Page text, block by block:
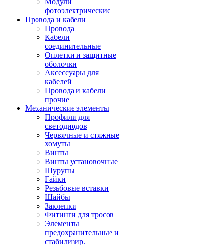
Модули
фотоэлектрические
Провода и кабели
Провода
Кабели
соединительные
Оплетки и защитные
оболочки
Аксессуары для
кабелей
Провода и кабели
прочие
Механические элементы
Профили для
светодиодов
Червячные и стяжные
хомуты
Винты
Винты установочные
Шурупы
Гайки
Резьбовые вставки
Шайбы
Заклепки
Фитинги для тросов
Элементы
предохранительные и
стабилизир.